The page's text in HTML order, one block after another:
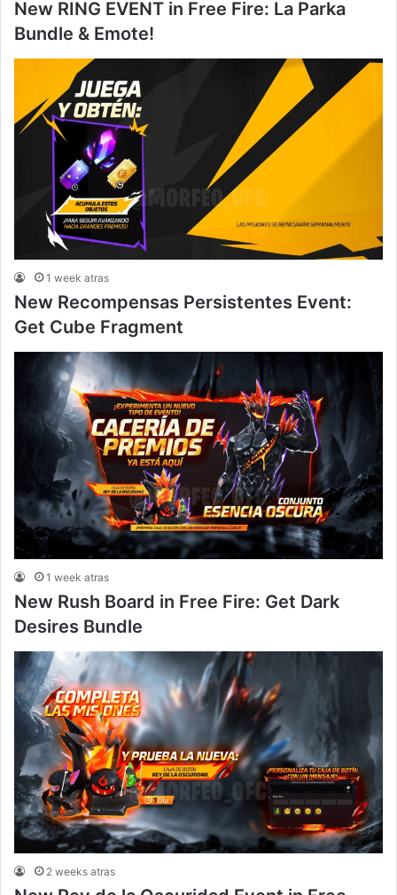
New RING EVENT in Free Fire: La Parka
Bundle & Emote!
1 week atras
New Recompensas Persistentes Event:
Get Cube Fragment
1 week atras
New Rush Board in Free Fire: Get Dark
Desires Bundle
2 weeks atras